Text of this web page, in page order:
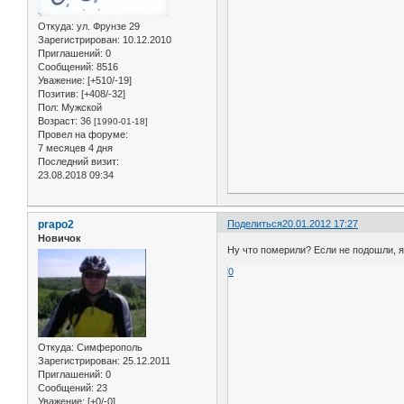
Откуда: ул. Фрунзе 29
Зарегистрирован: 10.12.2010
Приглашений: 0
Сообщений: 8516
Уважение: [+510/-19]
Позитив: [+408/-32]
Пол: Мужской
Возраст: 36 [1990-01-18]
Провел на форуме:
7 месяцев 4 дня
Последний визит:
23.08.2018 09:34
Поделиться20.01.2012 17:27
prapo2
Новичок
Откуда: Симферополь
Зарегистрирован: 25.12.2011
Приглашений: 0
Сообщений: 23
Уважение: [+0/-0]
Ну что померили? Если не подошли,
0